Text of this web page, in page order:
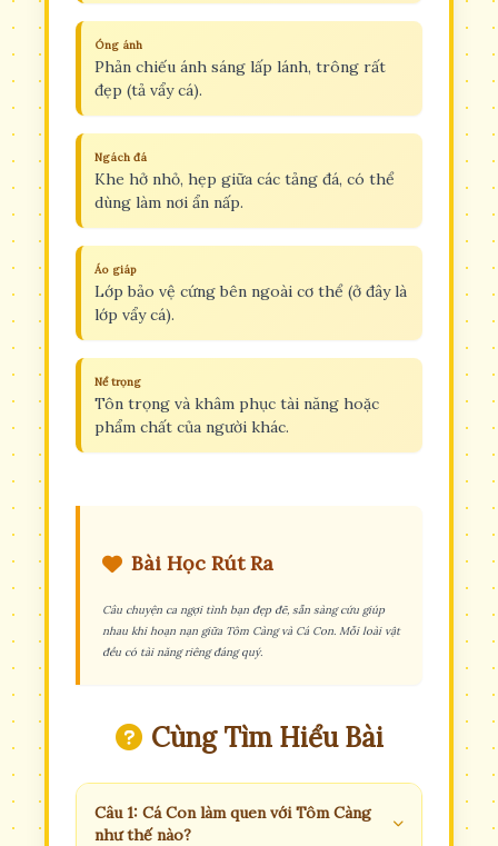
Óng ánh
Phản chiếu ánh sáng lấp lánh, trông rất
đẹp (tả vẩy cá).
Ngách đá
Khe hở nhỏ, hẹp giữa các tảng đá, có thể
dùng làm nơi ẩn nấp.
Áo giáp
Lớp bảo vệ cứng bên ngoài cơ thể (ở đây là
lớp vẩy cá).
Nể trọng
Tôn trọng và khâm phục tài năng hoặc
phẩm chất của người khác.
Bài Học Rút Ra
Câu chuyện ca ngợi tình bạn đẹp đẽ, sẵn sàng cứu giúp
nhau khi hoạn nạn giữa Tôm Càng và Cá Con. Mỗi loài vật
đều có tài năng riêng đáng quý.
Cùng Tìm Hiểu Bài
Câu 1: Cá Con làm quen với Tôm Càng
như thế nào?